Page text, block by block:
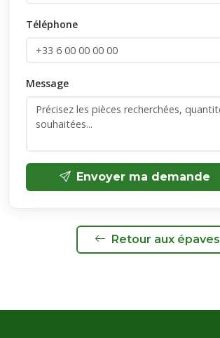
Téléphone
Message
Envoyer ma demande
Retour aux épaves